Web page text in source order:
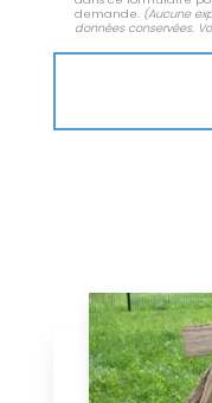
demande. (Aucune
données conservées.